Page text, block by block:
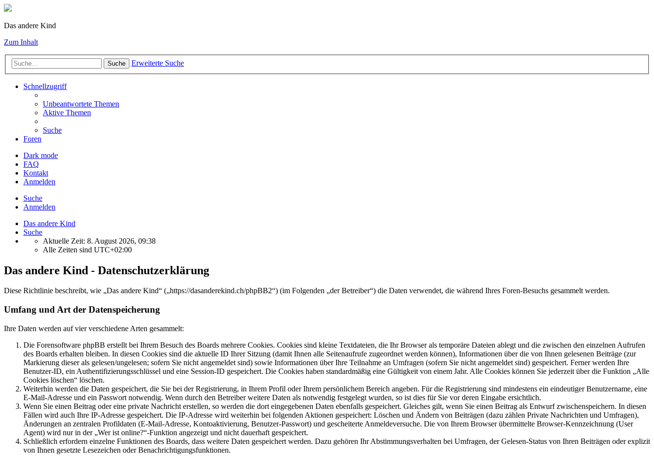
Das andere Kind
Zum Inhalt
Suche Erweiterte Suche
Schnellzugriff
Unbeantwortete Themen
Aktive Themen
Suche
Foren
Dark mode
FAQ
Kontakt
Anmelden
Suche
Anmelden
Das andere Kind
Suche
Aktuelle Zeit: 8. August 2026, 09:38
Alle Zeiten sind UTC+02:00
Das andere Kind - Datenschutzerklärung
Diese Richtlinie beschreibt, wie „Das andere Kind“ („https://dasanderekind.ch/phpBB2“) (im Folgenden „der Betreiber“) die Daten verwendet, die während Ihres Foren-Besuchs gesammelt werden.
Umfang und Art der Datenspeicherung
Ihre Daten werden auf vier verschiedene Arten gesammelt:
Die Forensoftware phpBB erstellt bei Ihrem Besuch des Boards mehrere Cookies. Cookies sind kleine Textdateien, die Ihr Browser als temporäre Dateien ablegt und die zwischen den einzelnen Aufrufen
des Boards erhalten bleiben. In diesen Cookies sind die aktuelle ID Ihrer Sitzung (damit Ihnen alle Seitenaufrufe zugeordnet werden können), Informationen über die von Ihnen gelesenen Beiträge (zur
Markierung dieser als gelesen/ungelesen; sofern Sie nicht angemeldet sind) sowie Informationen über Ihre Teilnahme an Umfragen (sofern Sie nicht angemeldet sind) gespeichert. Ferner werden Ihre
Benutzer-ID, ein Authentifizierungsschlüssel und eine Session-ID gespeichert. Die Cookies haben standardmäßig eine Gültigkeit von einem Jahr. Alle Cookies können Sie jederzeit über die Funktion „Alle
Cookies löschen“ löschen.
Weiterhin werden die Daten gespeichert, die Sie bei der Registrierung, in Ihrem Profil oder Ihrem persönlichem Bereich angeben. Für die Registrierung sind mindestens ein eindeutiger Benutzername, eine
E-Mail-Adresse und ein Passwort notwendig. Wenn durch den Betreiber weitere Daten als notwendig festgelegt wurden, so ist dies für Sie vor deren Eingabe ersichtlich.
Wenn Sie einen Beitrag oder eine private Nachricht erstellen, so werden die dort eingegebenen Daten ebenfalls gespeichert. Gleiches gilt, wenn Sie einen Beitrag als Entwurf zwischenspeichern. In diesen
Fällen wird auch Ihre IP-Adresse gespeichert. Die IP-Adresse wird weiterhin bei folgenden Aktionen gespeichert: Löschen und Ändern von Beiträgen (dazu zählen Private Nachrichten und Umfragen),
Änderungen an zentralen Profildaten (E-Mail-Adresse, Kontoaktivierung, Benutzer-Passwort) und gescheiterte Anmeldeversuche. Die von Ihrem Browser übermittelte Browser-Kennzeichnung (User
Agent) wird nur in der „Wer ist online?“-Funktion angezeigt und nicht dauerhaft gespeichert.
Schließlich erfordern einzelne Funktionen des Boards, dass weitere Daten gespeichert werden. Dazu gehören Ihr Abstimmungsverhalten bei Umfragen, der Gelesen-Status von Ihren Beiträgen oder explizit
von Ihnen gesetzte Lesezeichen oder Benachrichtigungsfunktionen.